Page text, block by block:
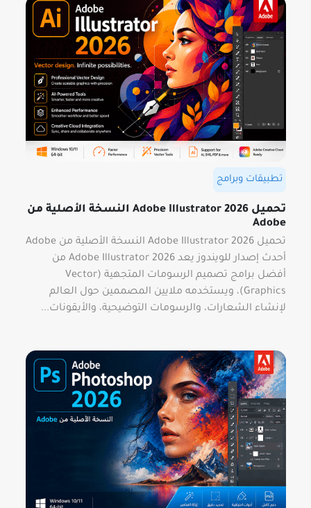
تطبيقات وبرامج
تحميل Adobe Illustrator 2026 النسخة الأصلية من
Adobe
تحميل Adobe Illustrator 2026 النسخة الأصلية من Adobe
أحدث إصدار للويندوز يعد Adobe Illustrator 2026 من
أفضل برامج تصميم الرسومات المتجهية (Vector
Graphics)، ويستخدمه ملايين المصممين حول العالم
لإنشاء الشعارات، والرسومات التوضيحية، والأيقونات...